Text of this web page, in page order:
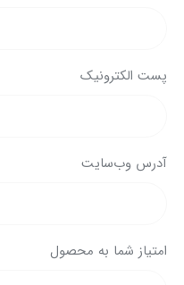
پست الکترونیک
آدرس وب‌سایت
امتیاز شما به محصول